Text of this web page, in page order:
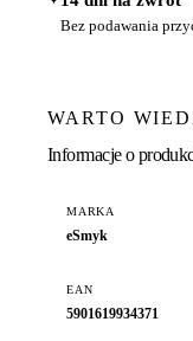
Bez podawania
WARTO
Informacje o
MARKA
eSmyk
EAN
5901619934371